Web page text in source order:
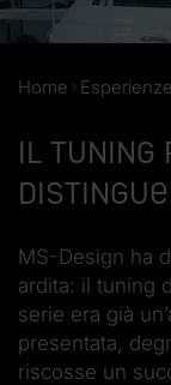
Home
Il tuning
MS-Design ha
ardita: il tuning
serie era già
presentata,
riscosse un